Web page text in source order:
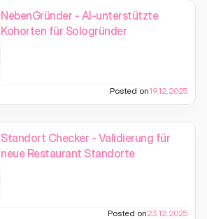
NebenGründer - AI-unterstützte
Kohorten für Sologründer
Posted on19.12.2025
Standort Checker - Validierung für
neue Restaurant Standorte
Posted on23.12.2025